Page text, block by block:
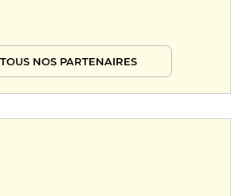
TOUS NOS PARTENAIRES